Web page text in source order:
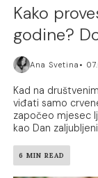
Kako
godine?
Ana Svetina
Kad na
viđati samo
započeo mjesec
kao Dan
6 MIN READ